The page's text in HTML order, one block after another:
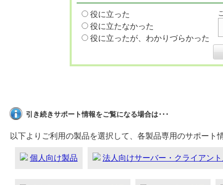
役に立った
役に立たなかった
役に立ったが、わかりづらかった
引き続きサポート情報をご覧になる場合は･･･
以下よりご利用の製品を選択して、各製品専用のサポート
個人向け製品 法人向けサーバー・クライアン